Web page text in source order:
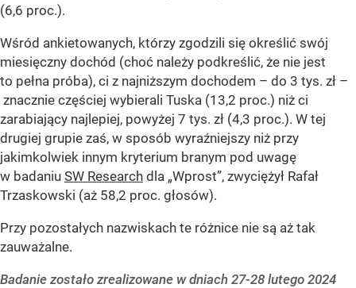
(6,6 proc.).
Wśród ankietowanych, którzy zgodzili się określić swój
miesięczny dochód (choć należy podkreślić, że nie jest
to pełna próba), ci z najniższym dochodem – do 3 tys. zł –
znacznie częściej wybierali Tuska (13,2 proc.) niż ci
zarabiający najlepiej, powyżej 7 tys. zł (4,3 proc.). W tej
drugiej grupie zaś, w sposób wyraźniejszy niż przy
jakimkolwiek innym kryterium branym pod uwagę
w badaniu SW Research dla „Wprost”, zwyciężył Rafał
Trzaskowski (aż 58,2 proc. głosów).
Przy pozostałych nazwiskach te różnice nie są aż tak
zauważalne.
Badanie zostało zrealizowane w dniach 27-28 lutego 2024